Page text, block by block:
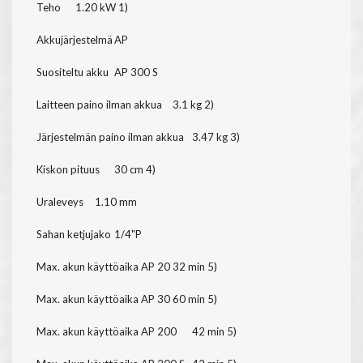
Teho 1.20 kW 1)
AkkujärjestelmäAP
Suositeltu akku AP 300 S
Laitteen paino ilman akkua 3.1 kg 2)
Järjestelmän paino ilman akkua 3.47 kg 3)
Kiskon pituus 30 cm 4)
Uraleveys 1.10 mm
Sahan ketjujako 1/4"P
Max. akun käyttöaika AP 2032 min 5)
Max. akun käyttöaika AP 3060 min 5)
Max. akun käyttöaika AP 200 42 min 5)